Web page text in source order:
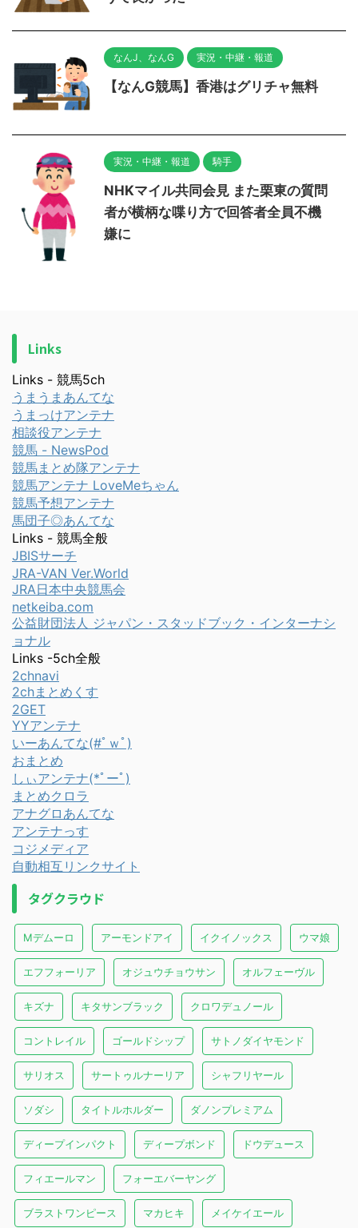
なんJ、なんG 実況・中継・報道
【なんG競馬】香港はグリチャ無料
実況・中継・報道 騎手
NHKマイル共同会見 また栗東の質問
者が横柄な喋り方で回答者全員不機
嫌に
Links
Links - 競馬5ch
うまうまあんてな
うまっけアンテナ
相談役アンテナ
競馬 - NewsPod
競馬まとめ隊アンテナ
競馬アンテナ LoveMeちゃん
競馬予想アンテナ
馬団子◎あんてな
Links - 競馬全般
JBISサーチ
JRA-VAN Ver.World
JRA日本中央競馬会
netkeiba.com
公益財団法人 ジャパン・スタッドブック・インターナシ
ョナル
Links -5ch全般
2chnavi
2chまとめくす
2GET
YYアンテナ
いーあんてな(#ﾟｗﾟ)
おまとめ
しぃアンテナ(*ﾟーﾟ)
まとめクロラ
アナグロあんてな
アンテナっす
コジメディア
自動相互リンクサイト
タグクラウド
Mデムーロ アーモンドアイ イクイノックス ウマ娘
エフフォーリア オジュウチョウサン オルフェーヴル
キズナ キタサンブラック クロワデュノール
コントレイル ゴールドシップ サトノダイヤモンド
サリオス サートゥルナーリア シャフリヤール
ソダシ タイトルホルダー ダノンプレミアム
ディープインパクト ディープボンド ドウデュース
フィエールマン フォーエバーヤング
ブラストワンピース マカヒキ メイケイエール